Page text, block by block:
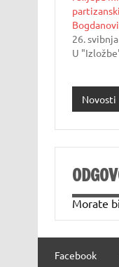
26.
U
Novosti
Morate
Facebook